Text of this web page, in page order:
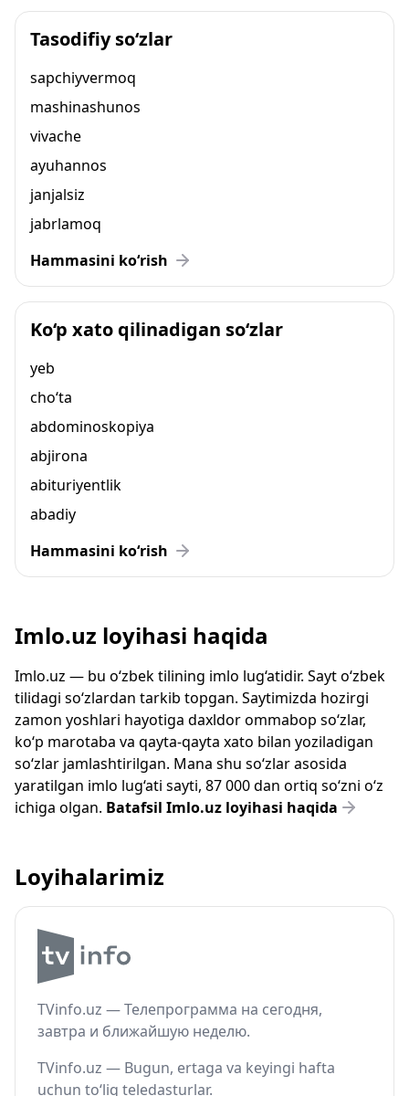
Tasodifiy so‘zlar
sapchiyvermoq
mashinashunos
vivache
ayuhannos
janjalsiz
jabrlamoq
Hammasini ko‘rish
Ko‘p xato qilinadigan so‘zlar
yeb
cho‘ta
abdominoskopiya
abjirona
abituriyentlik
abadiy
Hammasini ko‘rish
Imlo.uz loyihasi haqida
Imlo.uz — bu o‘zbek tilining imlo lug‘atidir. Sayt o‘zbek
tilidagi so‘zlardan tarkib topgan. Saytimizda hozirgi
zamon yoshlari hayotiga daxldor ommabop so‘zlar,
ko‘p marotaba va qayta-qayta xato bilan yoziladigan
so‘zlar jamlashtirilgan. Mana shu so‘zlar asosida
yaratilgan imlo lug‘ati sayti, 87 000 dan ortiq so‘zni o‘z
ichiga olgan. Batafsil Imlo.uz loyihasi haqida
Loyihalarimiz
TVinfo.uz — Телепрограмма на сегодня,
завтра и ближайшую неделю.
TVinfo.uz — Bugun, ertaga va keyingi hafta
uchun to‘liq teledasturlar.